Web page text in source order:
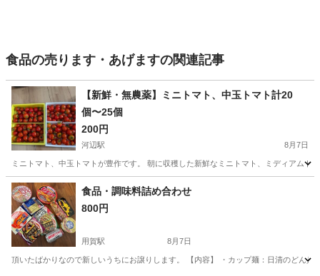
食品の売ります・あげますの関連記事
【新鮮・無農薬】ミニトマト、中玉トマト計20
個〜25個
200円
河辺駅 8月7日
ミニトマト、中玉トマトが豊作です。 朝に収穫した新鮮なミニトマト、ミディアム
東京 青梅市 河辺駅 食品 トマト
食品・調味料詰め合わせ
800円
用賀駅 8月7日
頂いたばかりなので新しいうちにお譲りします。 【内容】 ・カップ麺：日清のどん